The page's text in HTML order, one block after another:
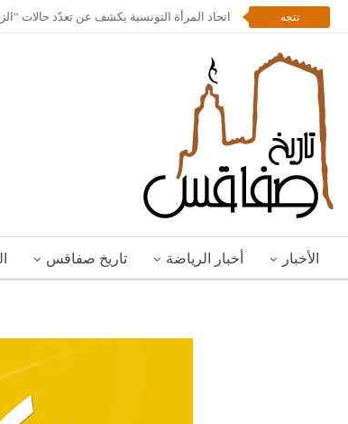
تتجه اتحاد المرأة التونسية يكشف عن تعدّد حالات
الأخبار أخبار الرياضة تاريخ صفاقس